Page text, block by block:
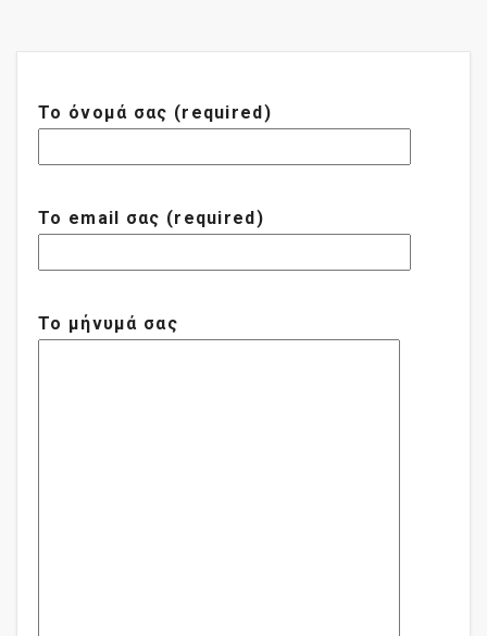
Το όνομά σας (required)
Το email σας (required)
Το μήνυμά σας